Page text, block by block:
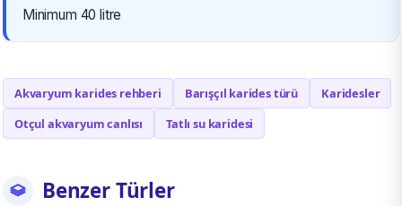
Minimum 40 litre
Akvaryum karides rehberi Barışçıl karides türü
Karidesler
Otçul akvaryum canlısı
Tatlı su karidesi
Benzer Türler